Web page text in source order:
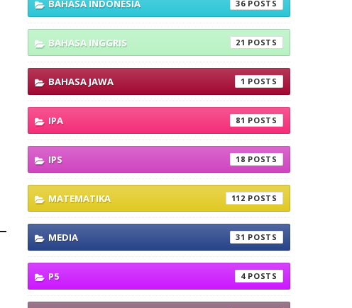
BAHASA INDONESIA 36
BAHASA INGGRIS 21
BAHASA JAWA 1
IPA 81
IPS 18
MATEMATIKA 112
MEDIA 31
P5 4